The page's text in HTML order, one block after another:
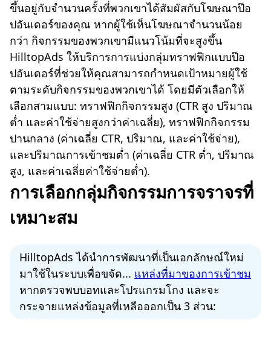
ขึ้นอยู่กับจำนวนครั้งที่พวกเขาได้สัมผัสกับโฆษณาป๊อ
ปอันเดอร์ของคุณ หากผู้ใช้เห็นโฆษณาจำนวนน้อย
กว่า กิจกรรมของพวกเขามีแนวโน้มที่จะสูงขึ้น
HilltopAds ให้บริการการแบ่งกลุ่มทราฟฟิกแบบป๊อ
ปอันเดอร์ที่ช่วยให้คุณสามารถกำหนดเป้าหมายผู้ใช้
ตามระดับกิจกรรมของพวกเขาได้ โดยมีตัวเลือกให้
เลือกสามแบบ: ทราฟฟิกกิจกรรมสูง (CTR สูง ปริมาณ
ต่ำ และค่าใช้จ่ายสูงกว่าค่าเฉลี่ย), ทราฟฟิกกิจกรรม
ปานกลาง (ค่าเฉลี่ย CTR, ปริมาณ, และค่าใช้จ่าย),
และปริมาณการเข้าชมต่ำ (ค่าเฉลี่ย CTR ต่ำ, ปริมาณ
สูง, และค่าเฉลี่ยค่าใช้จ่ายต่ำ).
การเลือกกลุ่มกิจกรรมการจราจรที่
เหมาะสม
HilltopAds ได้นำการพัฒนาที่เป็นเอกลักษณ์ใหม่
มาใช้ในระบบเพื่อขจัด... แหล่งที่มาของการเข้าชม
หากตรวจพบบอทและโปรแกรมโกง และจะ
กระจายแหล่งข้อมูลที่เหลือออกเป็น 3 ส่วน: